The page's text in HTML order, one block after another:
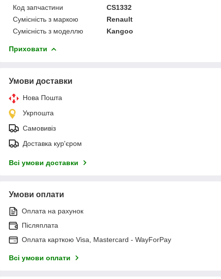
Код запчастини
CS1332
Сумісність з маркою
Renault
Сумісність з моделлю
Kangoo
Приховати
Умови доставки
Нова Пошта
Укрпошта
Самовивіз
Доставка кур'єром
Всі умови доставки
Умови оплати
Оплата на рахунок
Післяплата
Оплата карткою Visa, Mastercard - WayForPay
Всі умови оплати